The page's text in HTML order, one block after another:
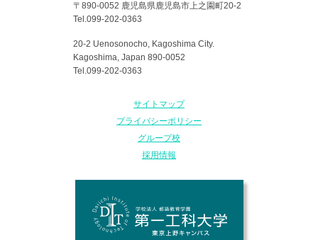
〒890-0052 鹿児島県鹿児島市上之園町20-2
Tel.099-202-0363
20-2 Uenosonocho, Kagoshima City.
Kagoshima, Japan 890-0052
Tel.099-202-0363
サイトマップ
プライバシーポリシー
グループ校
採用情報